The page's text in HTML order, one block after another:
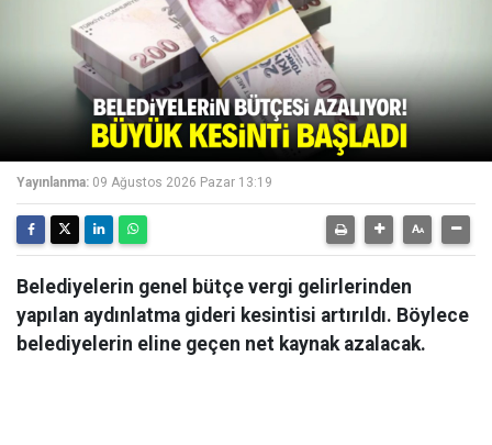
Yayınlanma: 09 Ağustos 2026 Pazar 13:19
Belediyelerin genel bütçe vergi gelirlerinden
yapılan aydınlatma gideri kesintisi artırıldı. Böylece
belediyelerin eline geçen net kaynak azalacak.